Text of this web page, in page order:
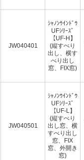
JW040401
ｼｬﾉﾝｳｲﾝﾄﾞｳ
UFｼﾘｰｽﾞ
【UF-H】
(縦すべり
出し、横す
べり出し
窓、FIX窓)
JW040501
ｼｬﾉﾝｳｲﾝﾄﾞｳ
UFｼﾘｰｽﾞ
【UF-L】
(縦すべり
出し窓、横
すべり出し
窓、FIX
窓、外開き
窓)